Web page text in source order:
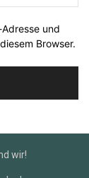
und
Browser.
wir!